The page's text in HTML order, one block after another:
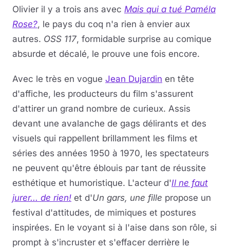
Olivier il y a trois ans avec Mais qui a tué Paméla
Rose?, le pays du coq n'a rien à envier aux
autres. OSS 117, formidable surprise au comique
absurde et décalé, le prouve une fois encore.
Avec le très en vogue Jean Dujardin en tête
d'affiche, les producteurs du film s'assurent
d'attirer un grand nombre de curieux. Assis
devant une avalanche de gags délirants et des
visuels qui rappellent brillamment les films et
séries des années 1950 à 1970, les spectateurs
ne peuvent qu'être éblouis par tant de réussite
esthétique et humoristique. L'acteur d'Il ne faut
jurer... de rien! et d'Un gars, une fille propose un
festival d'attitudes, de mimiques et postures
inspirées. En le voyant si à l'aise dans son rôle, si
prompt à s'incruster et s'effacer derrière le